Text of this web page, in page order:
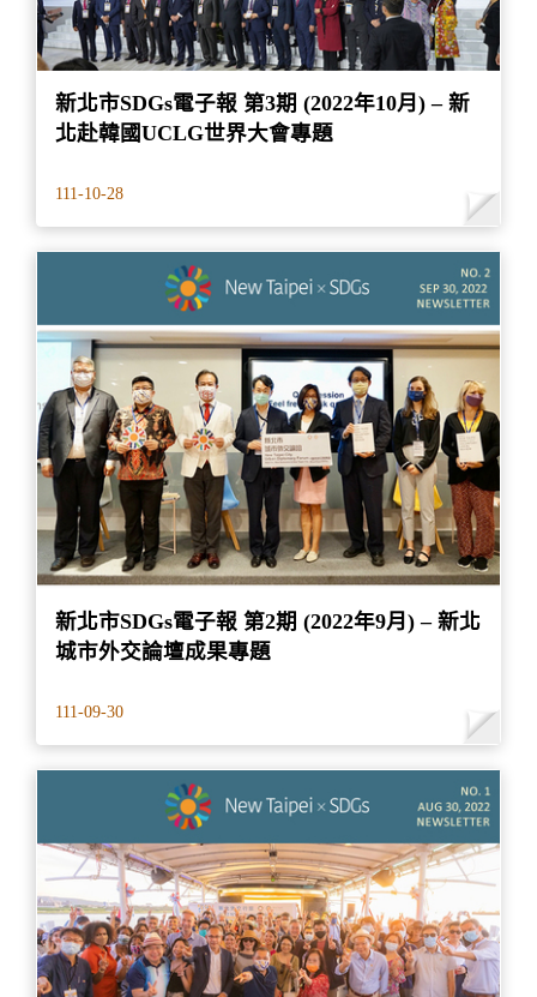
新北市SDGs電子報 第3期 (2022年10月) – 新
北赴韓國UCLG世界大會專題
111-10-28
新北市SDGs電子報 第2期 (2022年9月) – 新北
城市外交論壇成果專題
111-09-30